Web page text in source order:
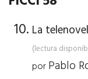
La
(lectura
porPablo